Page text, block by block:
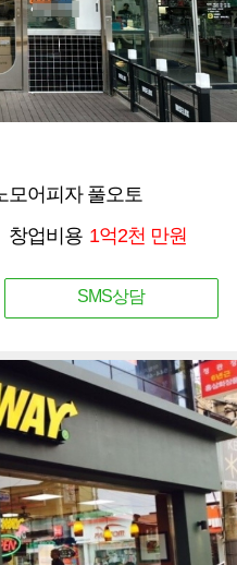
모어피자 풀오토
창업비용 1억2천 만원
SMS상담